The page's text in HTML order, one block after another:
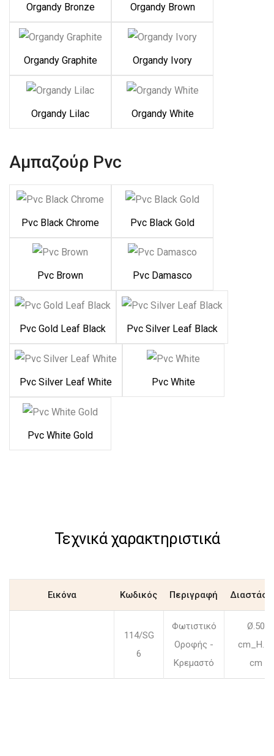
Organdy Bronze Organdy Brown
Organdy Graphite Organdy Ivory
Organdy Lilac Organdy White
Αμπαζούρ Pvc
Pvc Black Chrome Pvc Black Gold
Pvc Brown Pvc Damasco
Pvc Gold Leaf Black Pvc Silver Leaf Black
Pvc Silver Leaf White Pvc White
Pvc White Gold
Τεχνικά χαρακτηριστικά
Εικόνα Κωδικός Περιγραφή
114/SG
6
Φωτιστικό
Οροφής -
Κρεμαστό
Ø.50
cm_H.72
cm